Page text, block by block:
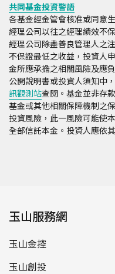
共同基金投資警語
各基金經金管會核准或同意
經理公司以往之經理績效不
經理公司除盡善良管理人之
不保證最低之收益，投資人
金所應承擔之相關風險及應
公開說明書或投資人須知中
訊觀測站查閱。基金並非存
基金或其他相關保障機制之
投資風險，此一風險可能使
全部信託本金。投資人應依
玉山服務網
玉山金控
玉山創投